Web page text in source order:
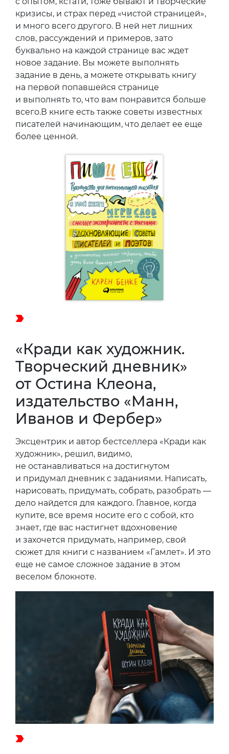
кризисы, и страх перед «чистой страницей»,
и много всего другого. В ней нет лишних
слов, рассуждений и примеров, зато
буквально на каждой странице вас ждет
новое задание. Вы можете выполнять
задание в день, а можете открывать книгу
на первой попавшейся странице
и выполнять то, что вам понравится больше
всего.В книге есть также советы известных
писателей начинающим, что делает ее еще
более ценной.
«Кради как художник.
Творческий дневник»
от Остина Клеона,
издательство «Манн,
Иванов и Фербер»
Эксцентрик и автор бестселлера «Кради как
художник», решил, видимо,
не останавливаться на достигнутом
и придумал дневник с заданиями. Написать,
нарисовать, придумать, собрать, разобрать —
дело найдется для каждого. Главное, когда
купите, все время носите его с собой, кто
знает, где вас настигнет вдохновение
и захочется придумать, например, свой
сюжет для книги с названием «Гамлет». И это
еще не самое сложное задание в этом
веселом блокноте.